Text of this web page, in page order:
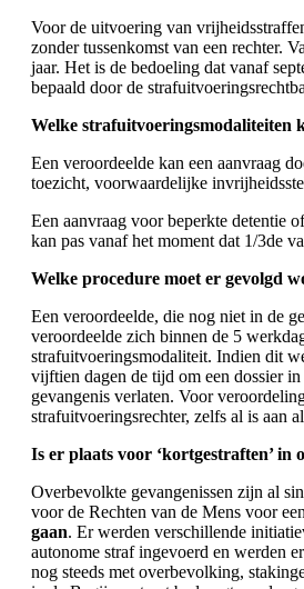
Voor de uitvoering van
zonder tussenkomst van een rechter.
jaar. Het is de bedoeling dat vanaf
bepaald door de
Welke strafuitvoeringsmodaliteiten
Een veroordeelde kan een aanvraag
toezicht, voorwaardelijke
Een aanvraag voor beperkte detentie
kan pas vanaf het moment dat 1/3de
Welke procedure moet er gevolgd
Een veroordeelde, die nog niet in de
veroordeelde zich binnen de 5
strafuitvoeringsmodaliteit. Indien dit
vijftien dagen de tijd om een dossier
gevangenis verlaten. Voor
strafuitvoeringsrechter, zelfs al is aan
Is er plaats voor ‘kortgestraften’ in
Overbevolkte gevangenissen zijn al
voor de Rechten van de Mens voor
gaan. Er werden verschillende
autonome straf ingevoerd en werden
nog steeds met overbevolking,